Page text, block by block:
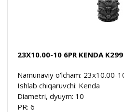
23X10.00-10 6PR KENDA
Namunaviy o'lcham: 23x10.00-
Ishlab chiqaruvchi: Kenda
Diametri, dyuym: 10
PR: 6